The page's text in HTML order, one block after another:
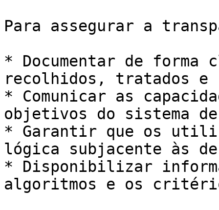
Para assegurar a
* Documentar de forma
recolhidos, tratados
* Comunicar as
objetivos do sistema
* Garantir que os
lógica subjacente às
* Disponibilizar
algoritmos e os